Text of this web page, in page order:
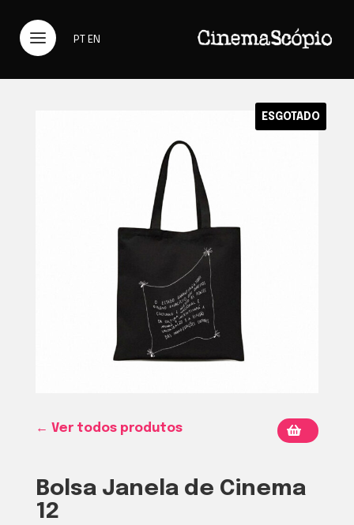
PT EN
ESGOTADO
← Ver todos produtos
Bolsa Janela de Cinema
12